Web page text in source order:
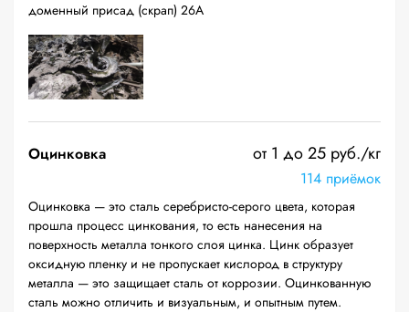
доменный присад (скрап) 26А
Оцинковка от 1 до 25 руб./кг
114 приёмок
Оцинковка — это сталь серебристо-серого цвета, которая
прошла процесс цинкования, то есть нанесения на
поверхность металла тонкого слоя цинка. Цинк образует
оксидную пленку и не пропускает кислород в структуру
металла — это защищает сталь от коррозии. Оцинкованную
сталь можно отличить и визуальным, и опытным путем.